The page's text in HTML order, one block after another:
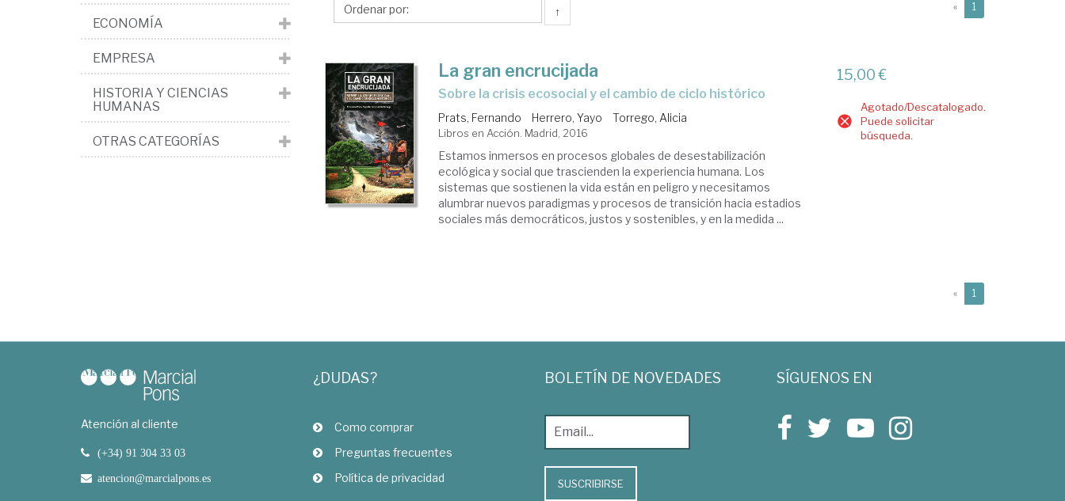
↑ « 1
La gran encrucijada
sobre la crisis ecosocial y el cambio de ciclo histórico
Prats, Fernando Herrero, Yayo Torrego, Alicia
Libros en Acción. Madrid, 2016
Estamos inmersos en procesos globales de desestabilización
ecológica y social que trascienden la experiencia humana. Los
sistemas que sostienen la vida están en peligro y necesitamos
alumbrar nuevos paradigmas y procesos de transición hacia estadios
sociales más democráticos, justos y sostenibles, y en la medida ...
15,00 €
Agotado/Descatalogado.
Puede solicitar
búsqueda.
« 1
ECONOMÍA
EMPRESA
HISTORIA Y CIENCIAS
HUMANAS
OTRAS CATEGORÍAS
Atención al cliente
(+34) 91 304 33 03
atencion@marcialpons.es
¿DUDAS?
Como comprar
Preguntas frecuentes
Política de privacidad
BOLETÍN DE NOVEDADES
SUSCRIBIRSE
SÍGUENOS EN